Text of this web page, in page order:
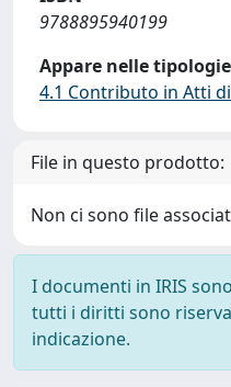
9788895940199
Appare nelle
4.1 Contributo in Atti
File in questo prodotto:
Non ci sono file
I documenti in IRIS
tutti i diritti sono
indicazione.